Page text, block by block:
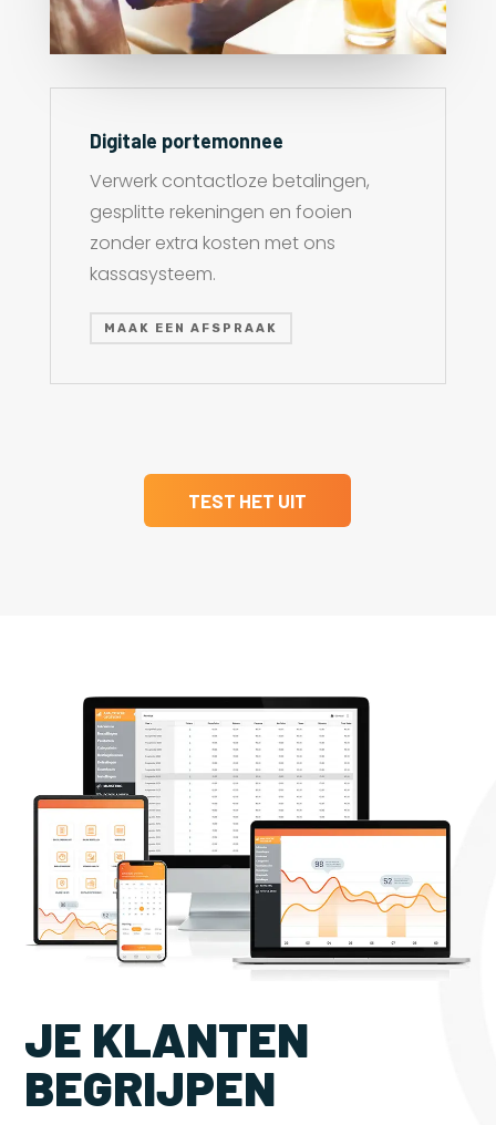
Digitale portemonnee
Verwerk contactloze betalingen,
gesplitte rekeningen en fooien
zonder extra kosten met ons
kassasysteem.
MAAK EEN AFSPRAAK
TEST HET UIT
JE KLANTEN
BEGRIJPEN